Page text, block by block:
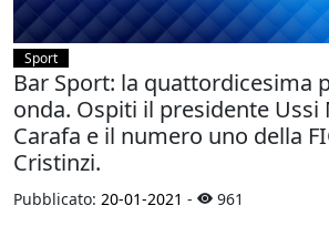
Sport
Bar Sport: la quattordicesima
onda. Ospiti il presidente Ussi
Carafa e il numero uno della
Cristinzi.
Pubblicato: 20-01-2021 - 961